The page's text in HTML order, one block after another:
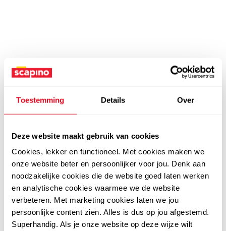
Toestemming Details Over
Deze website maakt gebruik van cookies
Cookies, lekker en functioneel. Met cookies maken we
onze website beter en persoonlijker voor jou. Denk aan
noodzakelijke cookies die de website goed laten werken
en analytische cookies waarmee we de website
verbeteren. Met marketing cookies laten we jou
persoonlijke content zien. Alles is dus op jou afgestemd.
Superhandig. Als je onze website op deze wijze wilt